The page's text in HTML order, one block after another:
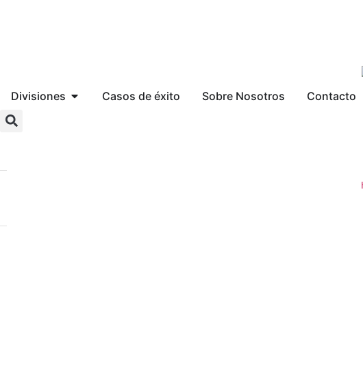
Divisiones Casos de éxito Sobre Nosotros Contacto